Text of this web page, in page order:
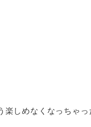
楽しめなくなっちゃ